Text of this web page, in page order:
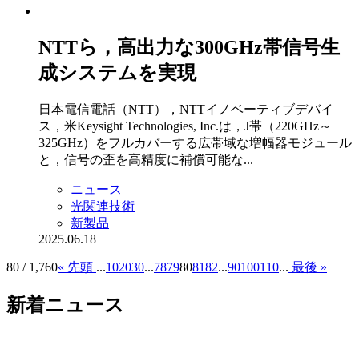
NTTら，高出力な300GHz帯信号生
成システムを実現
日本電信電話（NTT），NTTイノベーティブデバイ
ス，米Keysight Technologies, Inc.は，J帯（220GHz～
325GHz）をフルカバーする広帯域な増幅器モジュール
と，信号の歪を高精度に補償可能な...
ニュース
光関連技術
新製品
2025.06.18
80 / 1,760« 先頭 ...102030...7879808182...90100110... 最後 »
新着ニュース